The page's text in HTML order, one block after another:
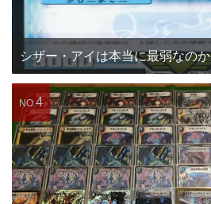
シザー・アイは本当に最弱なのか
NO. 4